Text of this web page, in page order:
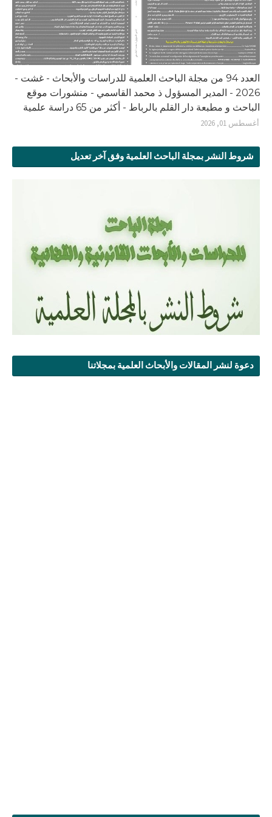
العدد 94 من مجلة الباحث العلمية للدراسات والأبحاث - غشت -
2026 - المدير المسؤول ذ محمد القاسمي - منشورات موقع
الباحث و مطبعة دار القلم بالرباط - أكثر من 65 دراسة علمية
أغسطس 01, 2026
شروط النشر بمجلة الباحث العلمية وفق آخر تعديل
دعوة لنشر المقالات والأبحاث العلمية بمجلاتنا